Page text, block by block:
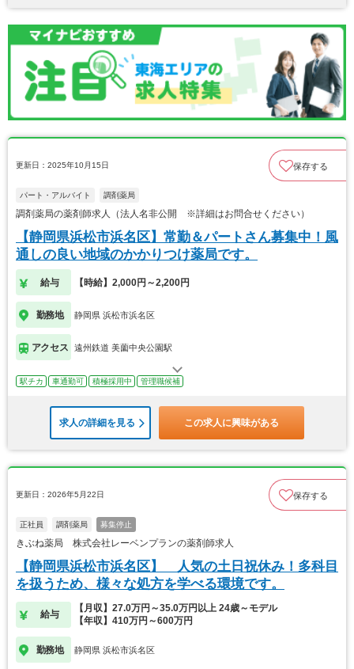
更新日：2025年10月15日 保存する
パート・アルバイト 調剤薬局
調剤薬局の薬剤師求人（法人名非公開 ※詳細はお問合せください）
【静岡県浜松市浜名区】常勤＆パートさん募集中！風
通しの良い地域のかかりつけ薬局です。
給与 【時給】2,000円～2,200円
勤務地 静岡県 浜松市浜名区
アクセス 遠州鉄道 美薗中央公園駅
駅チカ 車通勤可 積極採用中 管理職候補
求人の詳細を見る この求人に興味がある
更新日：2026年5月22日 保存する
正社員 調剤薬局 募集停止
きぶね薬局 株式会社レーベンプランの薬剤師求人
【静岡県浜松市浜名区】 人気の土日祝休み！多科目
を扱うため、様々な処方を学べる環境です。
給与
【月収】27.0万円～35.0万円以上 24歳～モデル
【年収】410万円～600万円
勤務地 静岡県 浜松市浜名区